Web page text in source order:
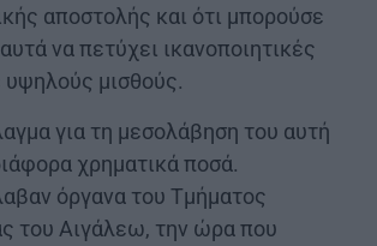
αποστολής και ότι μπορούσε
να πετύχει ικανοποιητικές
υψηλούς μισθούς.
για τη μεσολάβηση του αυτή
χρηματικά ποσά.
όργανα του Τμήματος
του Αιγάλεω, την ώρα που